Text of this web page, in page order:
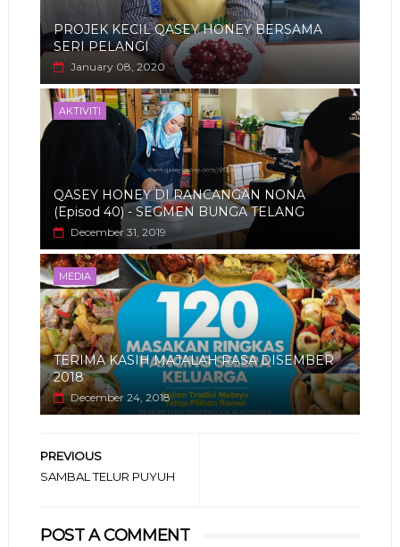
PROJEK KECIL QASEY HONEY BERSAMA
SERI PELANGI
January 08, 2020
AKTIVITI
QASEY HONEY DI RANCANGAN NONA
(Episod 40) - SEGMEN BUNGA TELANG
December 31, 2019
MEDIA
TERIMA KASIH MAJALAH RASA DISEMBER
2018
December 24, 2018
PREVIOUS
SAMBAL TELUR PUYUH
POST A COMMENT